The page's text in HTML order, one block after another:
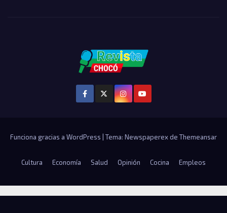
Funciona gracias a WordPress Tema: Newspaperex de Themeansar
Cultura Economía Salud Opinión Cocina Empleos